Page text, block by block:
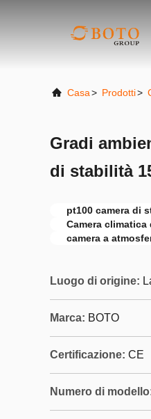
Casa> Prodotti>
Gradi
di stabilità
pt100 camera di
Camera
camera a
Luogo di origine:
Marca: BOTO
Certificazione: CE
Numero di